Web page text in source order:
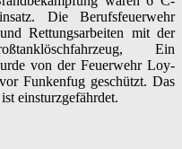
Die Berufsfeuerwehr
Rettungsarbeiten mit der
Ein
von der Feuerwehr Loy-
Funkenfug geschützt. Das
einsturzgefährdet.